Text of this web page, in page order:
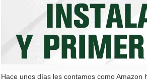
Hace unos días les contamos como